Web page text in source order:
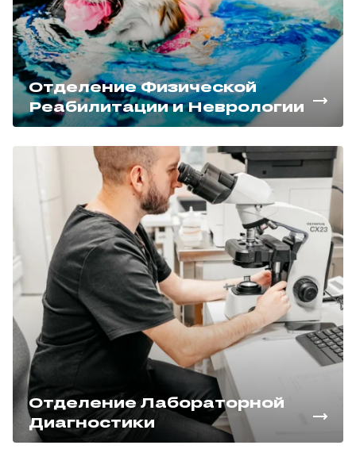
Отделение Физической
Реабилитации и Неврологии
Отделение Лабораторной
Диагностики